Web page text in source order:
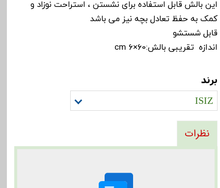
این بالش قابل استفاده برای نشستن ، استراحت نوزاد و
کمک به حفظ تعادل بچه نیز می باشد
قابل شستشو
اندازه تقریبی بالش:60×6 cm
برند
ISIZ
نظرات